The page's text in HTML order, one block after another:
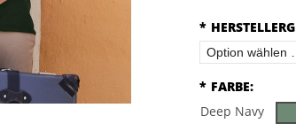
*
* FARBE:
Deep Navy